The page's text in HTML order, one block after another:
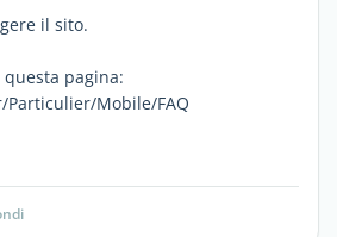
il sito.
pagina:
Mobile/FAQ